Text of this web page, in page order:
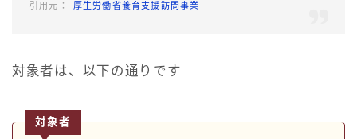
厚生労働省養育支援訪問事業
対象者は、以下の通りです
対象者